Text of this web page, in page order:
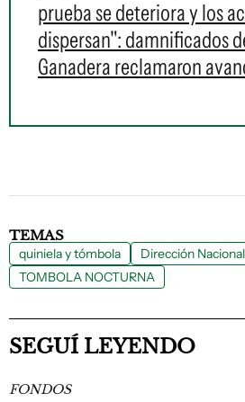
prueba se deteriora y los
dispersan": damnificados
Ganadera reclamaron
TEMAS
quiniela y tómbola
Dirección
TOMBOLA NOCTURNA
SEGUÍ LEYENDO
FONDOS